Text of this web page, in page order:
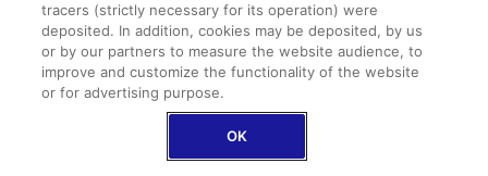
tracers (strictly necessary for its operation) were
deposited. In addition, cookies may be deposited, by us
or by our partners to measure the website audience, to
improve and customize the functionality of the website
or for advertising purpose.
OK